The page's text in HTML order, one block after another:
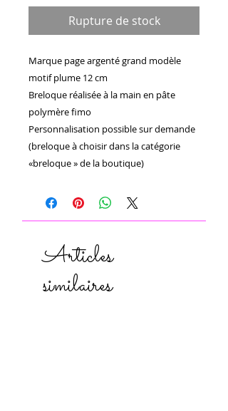
Rupture de stock
Marque page argenté grand modèle
motif plume 12 cm
Breloque réalisée à la main en pâte
polymère fimo
Personnalisation possible sur demande
(breloque à choisir dans la catégorie
«breloque » de la boutique)
Articles
similaires